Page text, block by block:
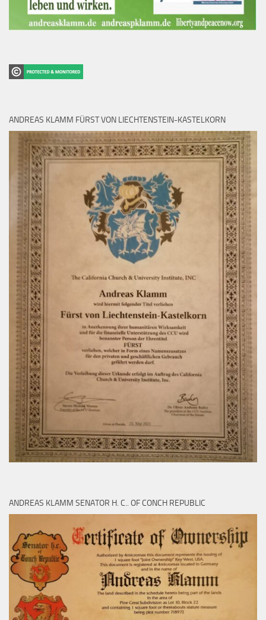
ANDREAS KLAMM FÜRST VON LIECHTENSTEIN-KASTELKORN
ANDREAS KLAMM SENATOR H. C.. OF CONCH REPUBLIC